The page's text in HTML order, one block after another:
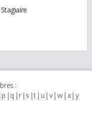
:
p q r s t u v w x y